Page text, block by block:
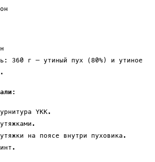
360 г — утиный пух (80%) и утиное
YKK.
на поясе внутри пуховика .
.